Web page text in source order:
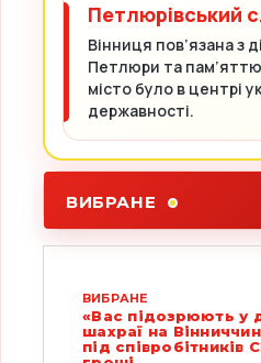
Петлюрівський
Вінниця пов’язана з
Петлюри та
місто було в центрі
державності.
ВИБРАНЕ
ВИБРАНЕ
«Вас підозрюють у
шахраї на
під співробітників